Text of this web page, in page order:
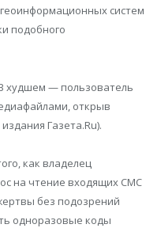
систем
подобного
худшем — пользователь
открыв
Газета.Ru).
как владелец
на чтение входящих СМС
без подозрений
одноразовые коды